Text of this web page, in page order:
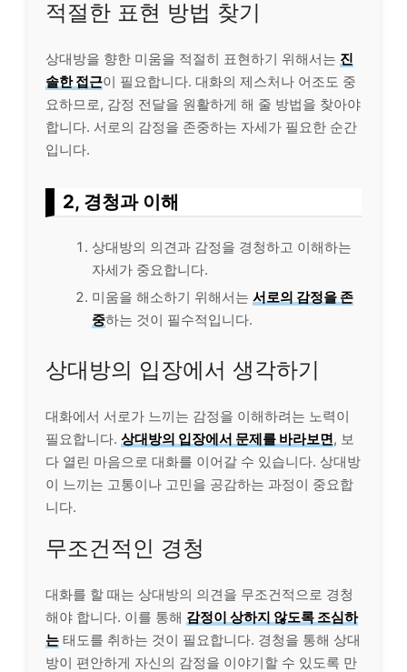
적절한 표현 방법 찾기
상대방을 향한 미움을 적절히 표현하기 위해서는 진
솔한 접근이 필요합니다. 대화의 제스처나 어조도 중
요하므로, 감정 전달을 원활하게 해 줄 방법을 찾아야
합니다. 서로의 감정을 존중하는 자세가 필요한 순간
입니다.
2, 경청과 이해
상대방의 의견과 감정을 경청하고 이해하는
자세가 중요합니다.
미움을 해소하기 위해서는 서로의 감정을 존
중하는 것이 필수적입니다.
상대방의 입장에서 생각하기
대화에서 서로가 느끼는 감정을 이해하려는 노력이
필요합니다. 상대방의 입장에서 문제를 바라보면, 보
다 열린 마음으로 대화를 이어갈 수 있습니다. 상대방
이 느끼는 고통이나 고민을 공감하는 과정이 중요합
니다.
무조건적인 경청
대화를 할 때는 상대방의 의견을 무조건적으로 경청
해야 합니다. 이를 통해 감정이 상하지 않도록 조심하
는 태도를 취하는 것이 필요합니다. 경청을 통해 상대
방이 편안하게 자신의 감정을 이야기할 수 있도록 만